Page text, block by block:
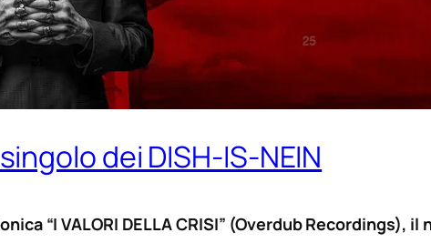
dei DISH-IS-NEIN
“I VALORI DELLA CRISI” (Overdub Recordings), il